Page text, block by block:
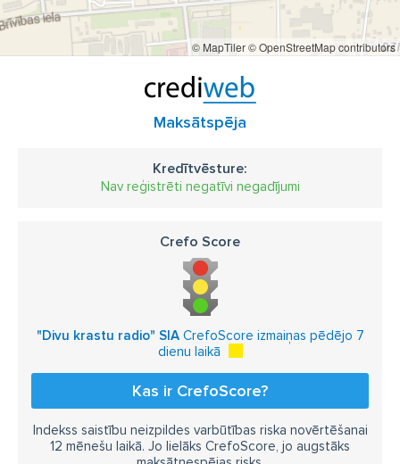
© MapTiler© OpenStreetMap contributors
Maksātspēja
Kredītvēsture:
Nav reģistrēti negatīvi negadījumi
Crefo Score
"Divu krastu radio" SIACrefoScore izmaiņas pēdējo 7
dienu laikā
Kas ir CrefoScore?
Indekss saistību neizpildes varbūtības riska novērtēšanai
12 mēnešu laikā. Jo lielāks CrefoScore, jo augstāks